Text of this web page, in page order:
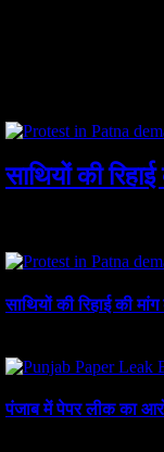
साथियों की
साथियों की रिहाई की
पंजाब में पेपर लीक का